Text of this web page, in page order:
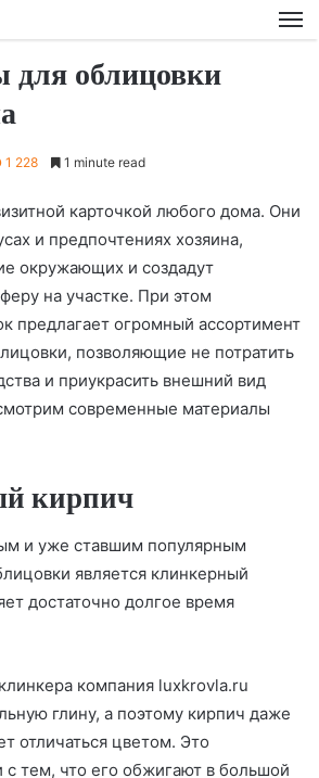
облицовки
1 228 1 minute read
карточкой любого дома. Они
и предпочтениях хозяина,
окружающих и создадут
на участке. При этом
предлагает огромный ассортимент
позволяющие не потратить
и приукрасить внешний вид
современные материалы
кирпич
и уже ставшим популярным
является клинкерный
достаточно долгое время
компания luxkrovla.ru
глину, а поэтому кирпич даже
отличаться цветом. Это
с тем, что его обжигают в большой